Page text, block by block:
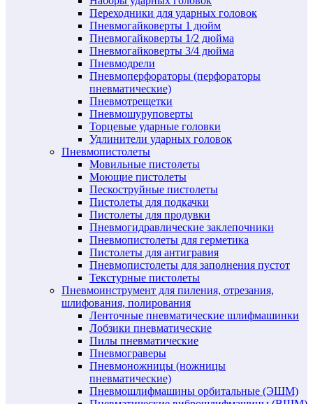
Переходники для ударных головок
Пневмогайковерты 1 дюйм
Пневмогайковерты 1/2 дюйма
Пневмогайковерты 3/4 дюйма
Пневмодрели
Пневмоперфораторы (перфораторы
пневматические)
Пневмотрещетки
Пневмошуруповерты
Торцевые ударные головки
Удлинители ударных головок
Пневмопистолеты
Мовильные пистолеты
Моющие пистолеты
Пескоструйные пистолеты
Пистолеты для подкачки
Пистолеты для продувки
Пневмогидравлические заклепочники
Пневмопистолеты для герметика
Пистолеты для антигравия
Пневмопистолеты для заполнения пустот
Текстурные пистолеты
Пневмоинструмент для пиления, отрезания,
шлифования, полирования
Ленточные пневматические шлифмашинки
Лобзики пневматические
Пилы пневматические
Пневмограверы
Пневмоножницы (ножницы
пневматические)
Пневмошлифмашины орбитальные (ЭШМ)